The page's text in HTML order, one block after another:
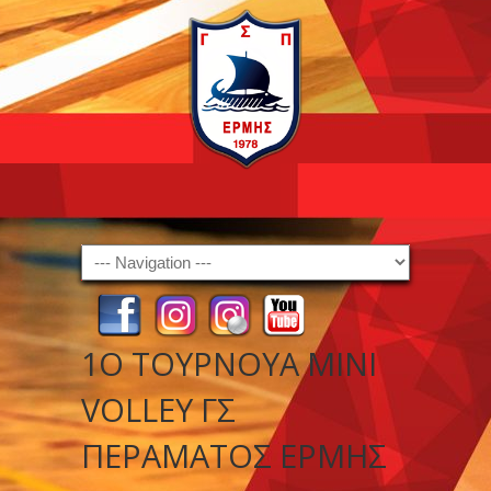
Navigation
1Ο ΤΟΥΡΝΟΥΑ MINI
VOLLEY ΓΣ
ΠΕΡΑΜΑΤΟΣ ΕΡΜΗΣ